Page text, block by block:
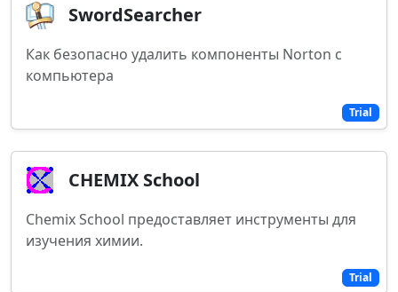
Trial
SwordSearcher
Как безопасно удалить компоненты Norton с
компьютера
Trial
CHEMIX School
Chemix School предоставляет инструменты для
изучения химии.